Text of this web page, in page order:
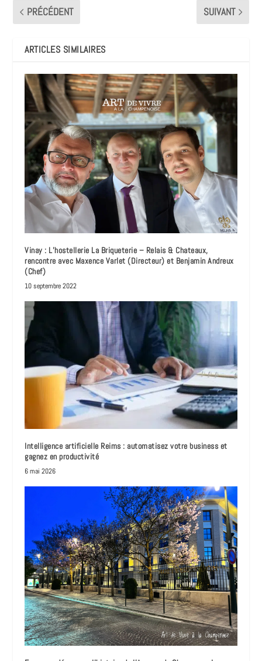
PRÉCÉDENT
SUIVANT
ARTICLES SIMILAIRES
Vinay : L’hostellerie La Briqueterie – Relais & Chateaux,
rencontre avec Maxence Varlet (Directeur) et Benjamin Andreux
(Chef)
10 septembre 2022
Intelligence artificielle Reims : automatisez votre business et
gagnez en productivité
6 mai 2026